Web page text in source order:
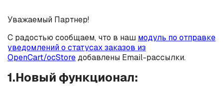
Уважаемый Партнер!
С радостью сообщаем, что в наш модуль по отправке
уведомлений о статусах заказов из
OpenCart/ocStoreдобавлены Email-рассылки.
1.Новый функционал: